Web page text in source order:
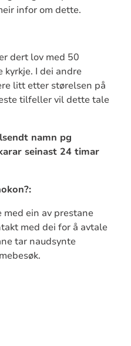
infor om dette.
dert lov med 50
kyrkje. I dei andre
litt etter størelsen på
tilfeller vil dette tale
namn pg
seinast 24 timar
med ein av prestane
med dei for å avtale
tar naudsynte